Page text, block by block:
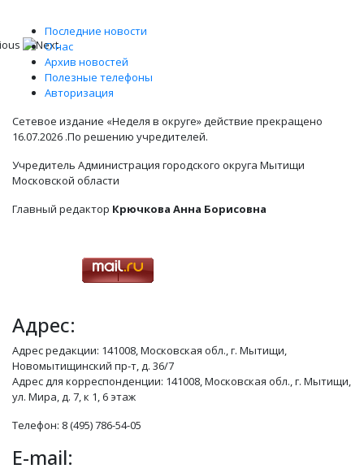
Последние новости
О нас
Архив новостей
Полезные телефоны
Авторизация
Сетевое издание «Неделя в округе» действие прекращено
16.07.2026 .По решению учредителей.
Учредитель Администрация городского округа Мытищи
Московской области
Главный редактор Крючкова Анна Борисовна
Адрес:
Адрес редакции: 141008, Московская обл., г. Мытищи,
Новомытищинский пр-т, д. 36/7
Адрес для корреспонденции: 141008, Московская обл., г. Мытищи,
ул. Мира, д. 7, к 1, 6 этаж
Телефон: 8 (495) 786-54-05
E-mail: